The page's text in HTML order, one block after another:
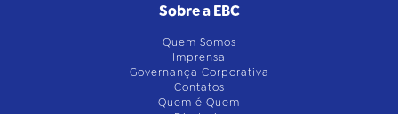
Sobre a EBC
Quem Somos
Imprensa
Governança Corporativa
Contatos
Quem é Quem